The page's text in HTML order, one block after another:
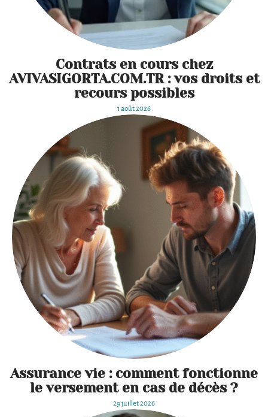
Contrats en cours chez
AVIVASIGORTA.COM.TR : vos droits et
recours possibles
1 août 2026
Assurance vie : comment fonctionne
le versement en cas de décès ?
29 juillet 2026